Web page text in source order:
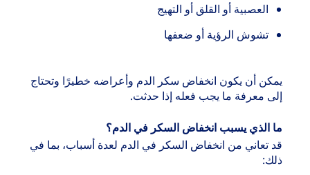
العصبية أو القلق أو التهيج
تشوش الرؤية أو ضعفها
يمكن أن يكون انخفاض سكر الدم وأعراضه خطيرًا وتحتاج
إلى معرفة ما يجب فعله إذا حدثت.
ما الذي يسبب انخفاض السكر في الدم؟
قد تعاني من انخفاض السكر في الدم لعدة أسباب، بما في
ذلك: